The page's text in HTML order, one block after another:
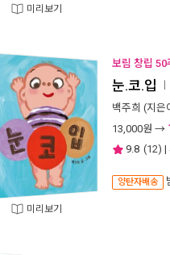
미리보기
미리보기
보림 창립 50
눈.코.입
백주희 (지은
13,000원 →
9.8 (12) |
양탄자배송